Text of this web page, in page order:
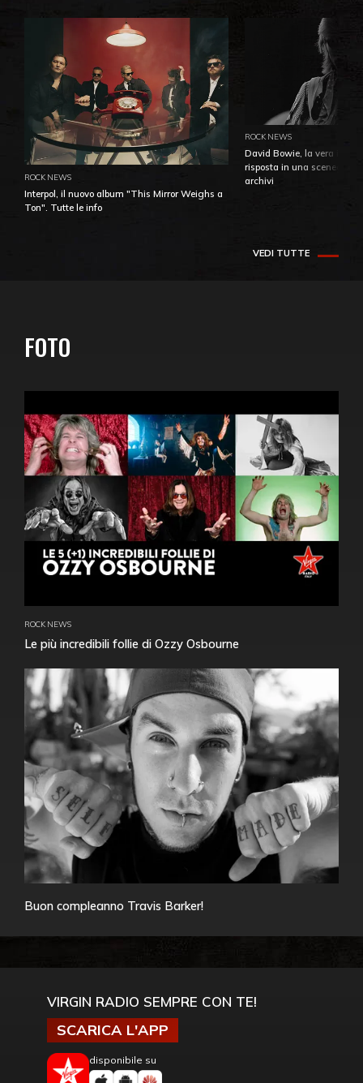
ROCK NEWS
Interpol, il nuovo album "This Mirror Weighs a
Ton". Tutte le info
ROCK NEWS
David Bowie, la vera
risposta in una
archivi
VEDI TUTTE
FOTO
ROCK NEWS
Le più incredibili follie di Ozzy Osbourne
Buon compleanno Travis Barker!
VIRGIN RADIO SEMPRE CON TE!
SCARICA L'APP
disponibile su